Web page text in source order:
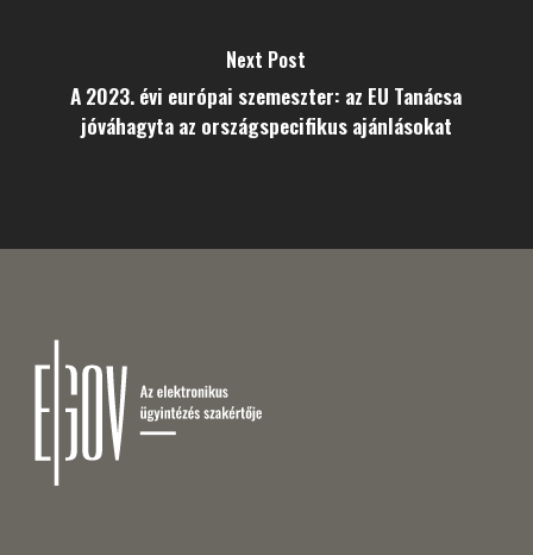
Next Post
A 2023. évi európai szemeszter: az EU Tanácsa
jóváhagyta az országspecifikus ajánlásokat